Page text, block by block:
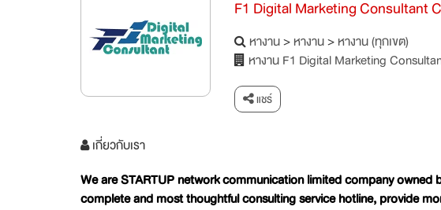
F1 Digital Marketing Consultant
หางาน>หางาน>หางาน (ทุกเขต)
หางาน F1 Digital Marketing
แชร์
เกี่ยวกับเรา
​We are STARTUP network communication limited company
complete and most thoughtful consulting service hotline, provide